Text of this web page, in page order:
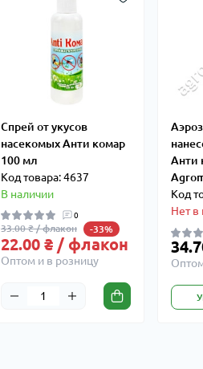
Спрей от укусов
насекомых Анти комар
100 мл
Код товара: 4637
В наличии
0
33.00 ₴ / флакон -33%
22.00 ₴ / флакон
Оптом и в розницу
Анти
Код
Нет в